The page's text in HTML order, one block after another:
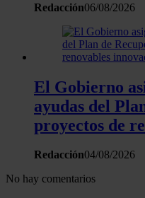
Redacción06/08/2026
El Gobierno
ayudas del
proyectos de
Redacción04/08/2026
No hay comentarios